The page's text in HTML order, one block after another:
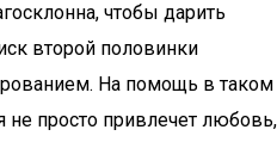
чтобы дарить
второй половинки
На помощь в таком
не просто привлечет любовь,